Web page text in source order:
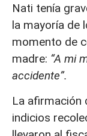
Nati tenía
la mayoría de
momento de
madre: “A mi
accidente”.
La afirmación
indicios